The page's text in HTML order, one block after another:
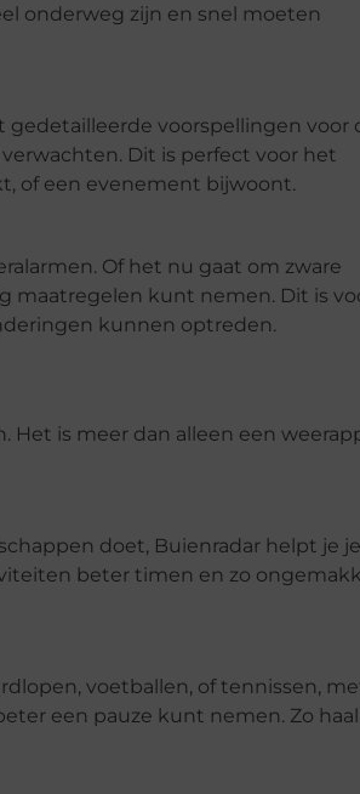
onderweg zijn en snel moeten
voorspellingen voor
Dit is perfect voor het
of een evenement bijwoont.
Of het nu gaat om zware
maatregelen kunt nemen. Dit is
kunnen optreden.
Het is meer dan alleen een
doet, Buienradar helpt je
beter timen en zo
voetballen, of tennissen,
een pauze kunt nemen. Zo